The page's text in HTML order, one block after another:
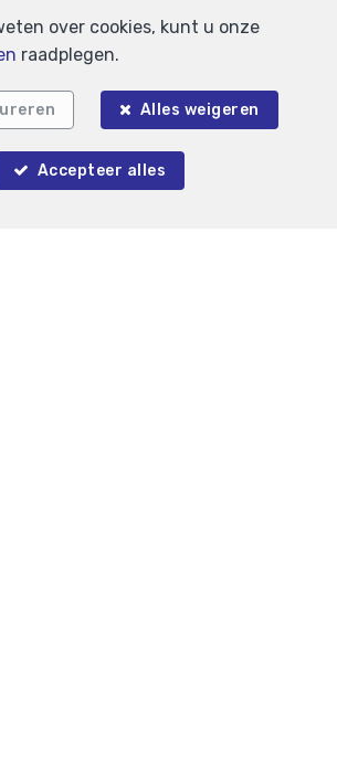
Zoek op de kaart
over cookies, kunt u onze
raadplegen.
Alles weigeren
Accepteer alles